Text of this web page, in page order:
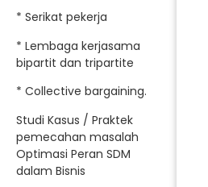
* Serikat pekerja
* Lembaga kerjasama
bipartit dan tripartite
* Collective bargaining.
Studi Kasus / Praktek
pemecahan masalah
Optimasi Peran SDM
dalam Bisnis